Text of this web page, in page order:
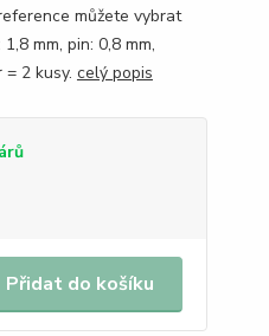
můžete vybrat
mm, pin: 0,8 mm,
2 kusy. celý popis
Přidat do košíku